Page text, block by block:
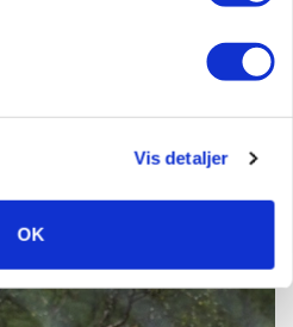
Vis detaljer
OK